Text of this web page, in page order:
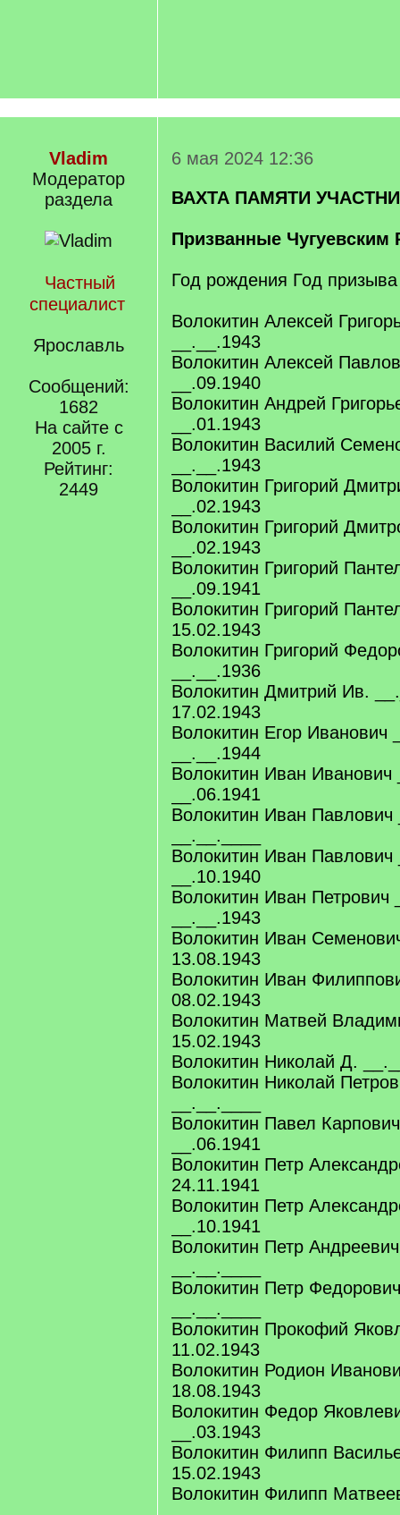
Vladim
Модератор
раздела
Частный
специалист
Ярославль
Сообщений:
1682
На сайте с
2005 г.
Рейтинг:
2449
6 мая 2024 12:36
ВАХТА ПАМЯТИ
Призванные Чугуевским
Год рождения Год призыва
Волокитин Алексей
__.__.1943
Волокитин Алексей
__.09.1940
Волокитин Андрей
__.01.1943
Волокитин Василий
__.__.1943
Волокитин Григорий
__.02.1943
Волокитин Григорий
__.02.1943
Волокитин Григорий
__.09.1941
Волокитин Григорий
15.02.1943
Волокитин Григорий
__.__.1936
Волокитин Дмитрий Ив.
17.02.1943
Волокитин Егор Иванович
__.__.1944
Волокитин Иван Иванович
__.06.1941
Волокитин Иван Павлович
__.__.____
Волокитин Иван Павлович
__.10.1940
Волокитин Иван Петрович
__.__.1943
Волокитин Иван
13.08.1943
Волокитин Иван
08.02.1943
Волокитин Матвей
15.02.1943
Волокитин Николай Д.
Волокитин Николай
__.__.____
Волокитин Павел
__.06.1941
Волокитин Петр
24.11.1941
Волокитин Петр
__.10.1941
Волокитин Петр
__.__.____
Волокитин Петр
__.__.____
Волокитин Прокофий
11.02.1943
Волокитин Родион
18.08.1943
Волокитин Федор
__.03.1943
Волокитин Филипп
15.02.1943
Волокитин Филипп